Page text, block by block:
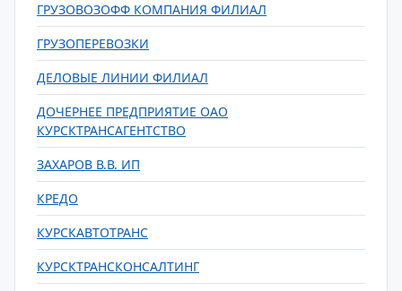
ГРУЗОВОЗОФФ КОМПАНИЯ ФИЛИАЛ
ГРУЗОПЕРЕВОЗКИ
ДЕЛОВЫЕ ЛИНИИ ФИЛИАЛ
ДОЧЕРНЕЕ ПРЕДПРИЯТИЕ ОАО
КУРСКТРАНСАГЕНТСТВО
ЗАХАРОВ В.В. ИП
КРЕДО
КУРСКАВТОТРАНС
КУРСКТРАНСКОНСАЛТИНГ